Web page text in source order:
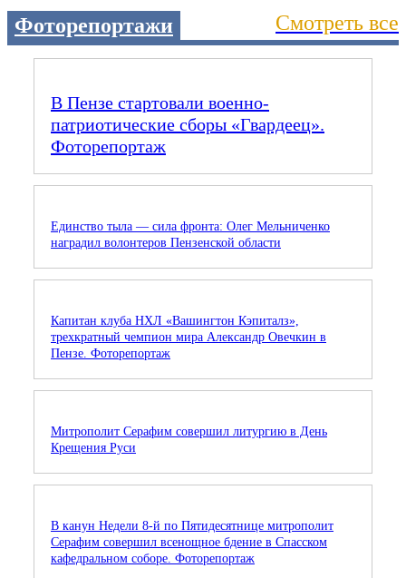
Фоторепортажи Смотреть все
В Пензе стартовали военно-
патриотические сборы «Гвардеец».
Фоторепортаж
Единство тыла — сила фронта: Олег Мельниченко
наградил волонтеров Пензенской области
Капитан клуба НХЛ «Вашингтон Кэпиталз»,
трехкратный чемпион мира Александр Овечкин в
Пензе. Фоторепортаж
Митрополит Серафим совершил литургию в День
Крещения Руси
В канун Недели 8-й по Пятидесятнице митрополит
Серафим совершил всенощное бдение в Спасском
кафедральном соборе. Фоторепортаж